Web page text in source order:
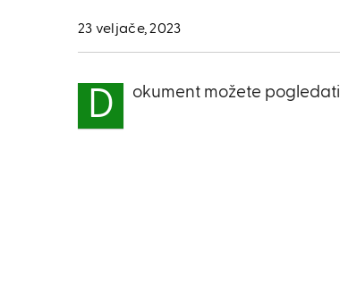
23 veljače, 2023
D okument možete pogledati